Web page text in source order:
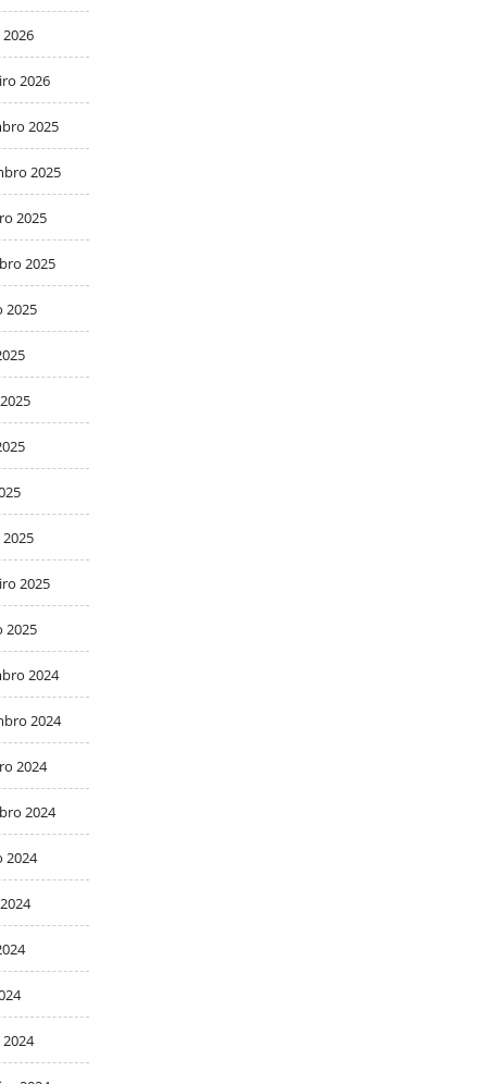
2026
2025
2025
2025
2025
2025
2025
2025
2024
2024
2024
2024
2024